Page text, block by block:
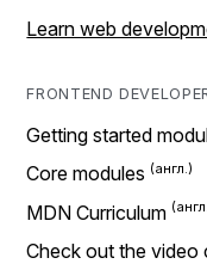
Learn web
FRONTEND
Getting started
Core modules
MDN Curriculum
Check out the video